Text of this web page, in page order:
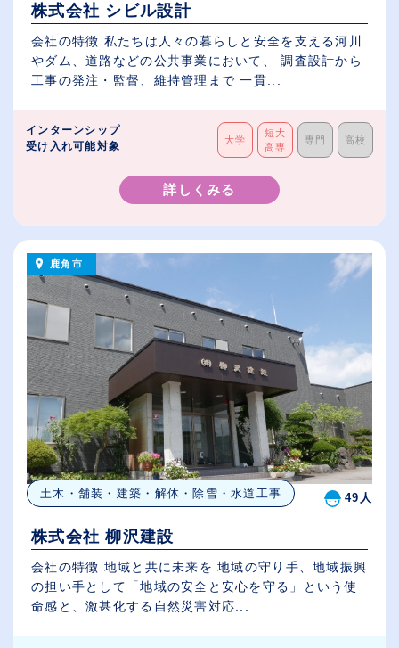
株式会社 シビル設計
会社の特徴 私たちは人々の暮らしと安全を支える河川
やダム、道路などの公共事業において、 調査設計から
工事の発注・監督、維持管理まで 一貫...
インターンシップ
受け入れ可能対象
大学
短大
高専
専門 高校
詳しくみる
鹿角市
土木・舗装・建築・解体・除雪・水道工事 49人
株式会社 柳沢建設
会社の特徴 地域と共に未来を 地域の守り手、地域振興
の担い手として「地域の安全と安心を守る」という使
命感と、激甚化する自然災害対応...